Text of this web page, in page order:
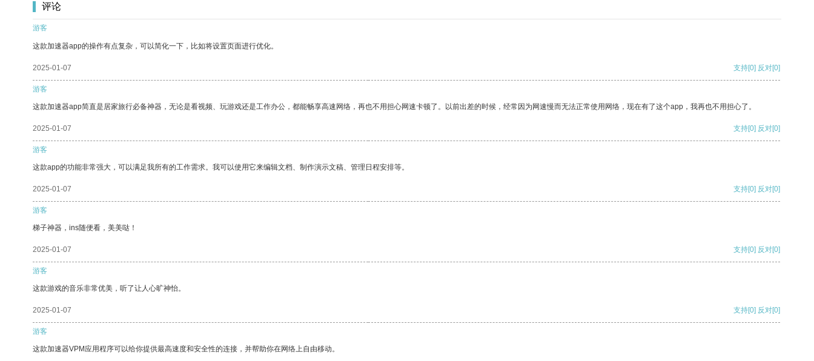
评论
游客
这款加速器app的操作有点复杂，可以简化一下，比如将设置页面进行优化。
2025-01-07 支持[0] 反对[0]
游客
这款加速器app简直是居家旅行必备神器，无论是看视频、玩游戏还是工作办公，都能畅享高速网络，再也不用担心网速卡顿了。以前出差的时候，经常因为网速慢而无法正常使用网络，现在有了这个app，我再也不用担心了。
2025-01-07 支持[0] 反对[0]
游客
这款app的功能非常强大，可以满足我所有的工作需求。我可以使用它来编辑文档、制作演示文稿、管理日程安排等。
2025-01-07 支持[0] 反对[0]
游客
梯子神器，ins随便看，美美哒！
2025-01-07 支持[0] 反对[0]
游客
这款游戏的音乐非常优美，听了让人心旷神怡。
2025-01-07 支持[0] 反对[0]
游客
这款加速器VPM应用程序可以给你提供最高速度和安全性的连接，并帮助你在网络上自由移动。